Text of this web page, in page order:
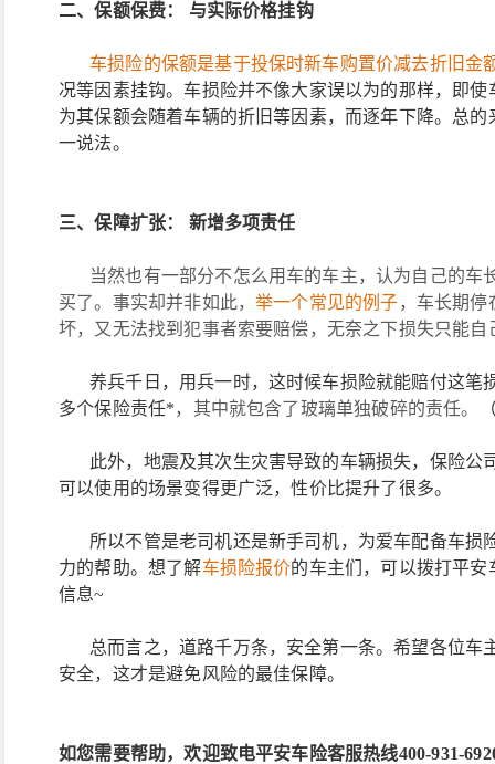
二、保额保费： 与实际价格挂钩
车损险的保额是基于投保时新车购置价减去折旧金
况等因素挂钩。车损险并不像大家误以为的那样，即使
为其保额会随着车辆的折旧等因素，而逐年下降。总
一说法。
三、保障扩张： 新增多项责任
当然也有一部分不怎么用车的车主，认为自己的
买了。事实却并非如此，举一个常见的例子 ，车长期
坏，又无法找到犯事者索要赔偿，无奈之下损失只能自
养兵千日，用兵一时，这时候车损险就能赔付这笔
多个保险责任* ，其中就包含了玻璃单独破碎的责任。
此外，地震及其次生灾害导致的车辆损失，保险
可以使用的场景变得更广泛，性价比提升了很多。
所以不管是老司机还是新手司机，为爱车配备车
力的帮助。想了解车损险报价的车主们， 可以拨打平安
信息~
总而言之，道路千万条，安全第一条。希望各位
安全，这才是避免风险的最佳保障。
如您需要帮助，欢迎致电平安车险客服热线400-931-